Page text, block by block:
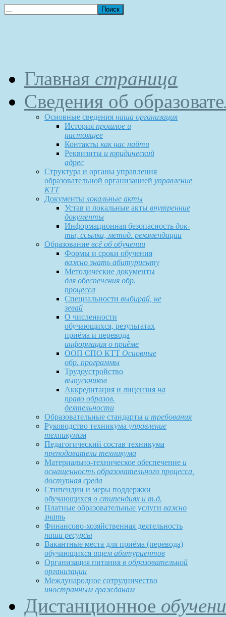
Главная страница
Сведения об
Основные сведения наша организация
История прошлое и
настоящее
Контакты как нас найти
Реквизиты и юридический
адрес
Структура и органы управления
образовательной организацией управление
КТТ
Документы локальные акты
Устав и локальные акты внутренние
документы
Информационная безопасность док-
ты, ссылки, метод. рекомендации
Образование всё об обучении
Формы и сроки обучения
важно знать абитуриенту
Методические документы
для обеспечения обр.
процесса
Специальности выбирай, не
зевай
О численности
обучающихся, результатах
приёма и перевода
информация о приёме
ООП СПО КТТ Основные
обр. программы
Трудоустройство
выпускников
Аккредитация и лицензия на
право образов.
деятельности
Образовательные стандарты и требования
Руководство техникума управление
техникумом
Педагогический состав техникума
преподаватели техникума
Материально-техническое обеспечение и
оснащенность образовательного процесса,
доступная среда
Стипендии и меры поддержки
обучающихся о стипендиях и т.д.
Платные образовательные услуги важно
знать
Финансово-хозяйственная деятельность
наши ресурсы
Вакантные места для приёма (перевода)
обучающихся ищем абитуриентов
Организация питания в образовательной
организации
Международное сотрудничество
иностранным гражданам
Дистанционное